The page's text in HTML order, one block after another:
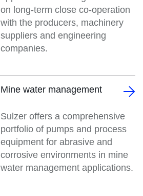
on long-term close co-operation
with the producers, machinery
suppliers and engineering
companies.
Mine water management
Sulzer offers a comprehensive
portfolio of pumps and process
equipment for abrasive and
corrosive environments in mine
water management applications.